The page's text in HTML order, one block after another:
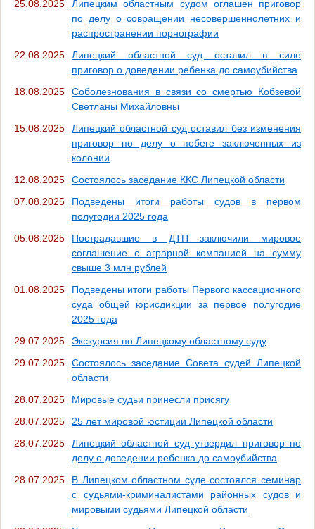
25.08.2025
Липецким областным судом оглашен приговор
по делу о совращении несовершеннолетних и
распространении порнографии
22.08.2025
Липецкий областной суд оставил в силе
приговор о доведении ребенка до самоубийства
18.08.2025
Соболезнования в связи со смертью Кобзевой
Светланы Михайловны
15.08.2025
Липецкий областной суд оставил без изменения
приговор по делу о побеге заключенных из
колонии
12.08.2025
Состоялось заседание ККС Липецкой области
07.08.2025
Подведены итоги работы судов в первом
полугодии 2025 года
05.08.2025
Пострадавшие в ДТП заключили мировое
соглашение с аграрной компанией на сумму
свыше 3 млн рублей
01.08.2025
Подведены итоги работы Первого кассационного
суда общей юрисдикции за первое полугодие
2025 года
29.07.2025
Экскурсия по Липецкому областному суду
29.07.2025
Состоялось заседание Совета судей Липецкой
области
28.07.2025
Мировые судьи принесли присягу
28.07.2025
25 лет мировой юстиции Липецкой области
28.07.2025
Липецкий областной суд утвердил приговор по
делу о доведении ребенка до самоубийства
28.07.2025
В Липецком областном суде состоялся семинар
с судьями-криминалистами районных судов и
мировыми судьями Липецкой области